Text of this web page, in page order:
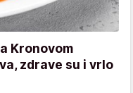
Kronovom
zdrave su i vrlo